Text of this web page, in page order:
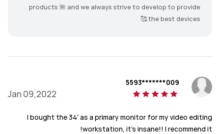
products 🌺 and we always strive to develop to provide
the best devices.🥰
009*******5593
Jan 09,2022
I bought the 34' as a primary monitor for my video editing
workstation, it's insane!! I recommend it!